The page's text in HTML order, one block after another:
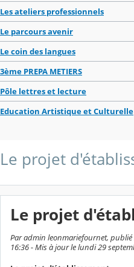
Les ateliers professionnels
Le parcours avenir
Le coin des langues
3ème PREPA METIERS
Pôle lettres et lecture
Education Artistique et Culturelle
Le projet
Le projet
Par admin leonmariefournet,
16:36 - Mis à jour le lundi 29